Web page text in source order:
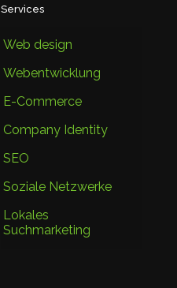
Services
Web design
Webentwicklung
E-Commerce
Company Identity
SEO
Soziale Netzwerke
Lokales
Suchmarketing